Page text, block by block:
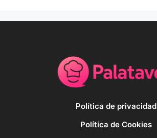
Política de privacidad
Política de Cookies